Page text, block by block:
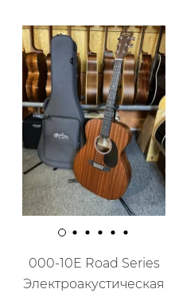
000-10E Road Series
Электроакустическая